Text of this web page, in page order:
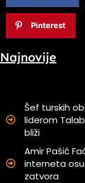
Pinterest
Najnovije
Šef turskih
liderom
bliži
Amir Pašić
interneta
zatvora